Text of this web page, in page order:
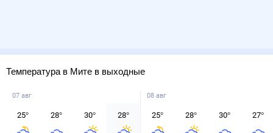
Температура в Мите в выходные
07 авг
25° 28° 30° 28°
08 авг
25° 28° 30° 27°